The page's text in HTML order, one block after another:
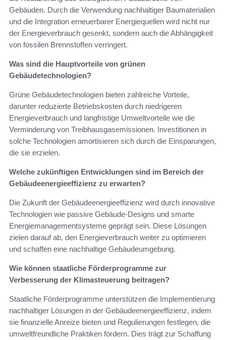
Gebäuden. Durch die Verwendung nachhaltiger Baumaterialien
und die Integration erneuerbarer Energiequellen wird nicht nur
der Energieverbrauch gesenkt, sondern auch die Abhängigkeit
von fossilen Brennstoffen verringert.
Was sind die Hauptvorteile von grünen
Gebäudetechnologien?
Grüne Gebäudetechnologien bieten zahlreiche Vorteile,
darunter reduzierte Betriebskosten durch niedrigeren
Energieverbrauch und langfristige Umweltvorteile wie die
Verminderung von Treibhausgasemissionen. Investitionen in
solche Technologien amortisieren sich durch die Einsparungen,
die sie erzielen.
Welche zukünftigen Entwicklungen sind im Bereich der
Gebäudeenergieeffizienz zu erwarten?
Die Zukunft der Gebäudeenergieeffizienz wird durch innovative
Technologien wie passive Gebäude-Designs und smarte
Energiemanagementsysteme geprägt sein. Diese Lösungen
zielen darauf ab, den Energieverbrauch weiter zu optimieren
und schaffen eine nachhaltige Gebäudeumgebung.
Wie können staatliche Förderprogramme zur
Verbesserung der Klimasteuerung beitragen?
Staatliche Förderprogramme unterstützen die Implementierung
nachhaltiger Lösungen in der Gebäudeenergieeffizienz, indem
sie finanzielle Anreize bieten und Regulierungen festlegen, die
umweltfreundliche Praktiken fördern. Dies trägt zur Schaffung